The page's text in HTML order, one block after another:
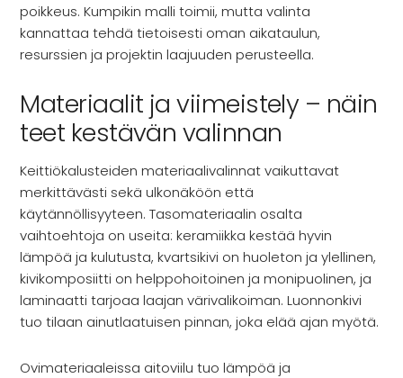
poikkeus. Kumpikin malli toimii, mutta valinta
kannattaa tehdä tietoisesti oman aikataulun,
resurssien ja projektin laajuuden perusteella.
Materiaalit ja viimeistely – näin
teet kestävän valinnan
Keittiökalusteiden materiaalivalinnat vaikuttavat
merkittävästi sekä ulkonäköön että
käytännöllisyyteen. Tasomateriaalin osalta
vaihtoehtoja on useita: keramiikka kestää hyvin
lämpöä ja kulutusta, kvartsikivi on huoleton ja ylellinen,
kivikomposiitti on helppohoitoinen ja monipuolinen, ja
laminaatti tarjoaa laajan värivalikoiman. Luonnonkivi
tuo tilaan ainutlaatuisen pinnan, joka elää ajan myötä.
Ovimateriaaleissa aitoviilu tuo lämpöä ja